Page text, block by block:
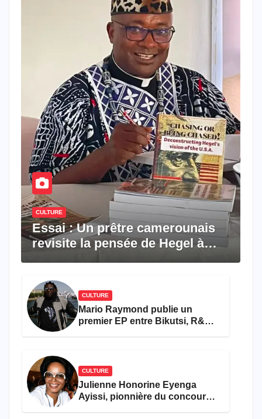
CULTURE
Essai : Un prêtre camerounais
revisite la pensée de Hegel à
CULTURE
Mario Raymond publie un
premier EP entre Bikutsi, R&B
CULTURE
Julienne Honorine Eyenga
Ayissi, pionnière du concours